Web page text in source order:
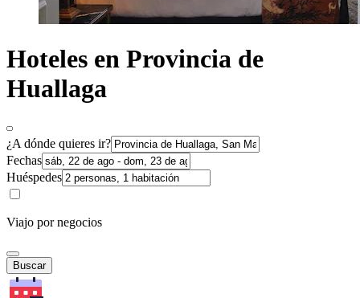
Hoteles en Provincia de
Huallaga
¿A dónde quieres ir?
Fechas
Huéspedes
Viajo por negocios
Buscar